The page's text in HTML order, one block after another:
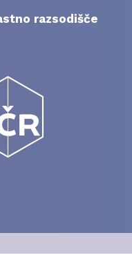
razsodišče